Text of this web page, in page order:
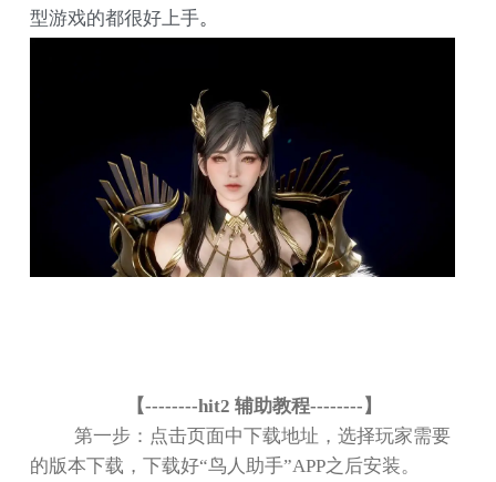
型游戏的都很好上手。
【--------hit2 辅助教程--------】
第一步：点击页面中下载地址，选择玩家需要
的版本下载，下载好“鸟人助手”APP之后安装。